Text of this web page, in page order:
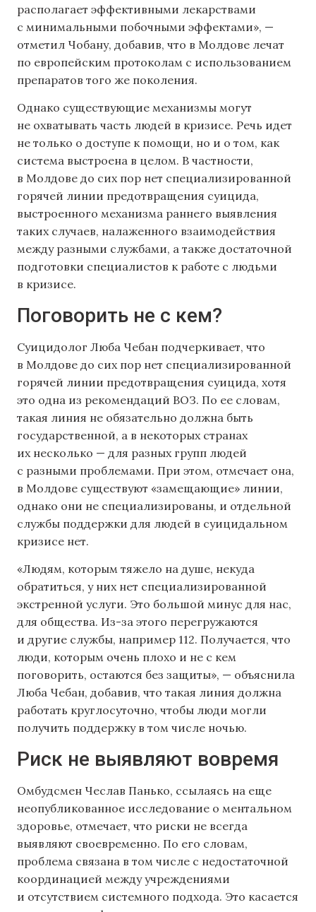
располагает эффективными лекарствами
с минимальными побочными эффектами», —
отметил Чобану, добавив, что в Молдове лечат
по европейским протоколам с использованием
препаратов того же поколения.
Однако существующие механизмы могут
не охватывать часть людей в кризисе. Речь идет
не только о доступе к помощи, но и о том, как
система выстроена в целом. В частности,
в Молдове до сих пор нет специализированной
горячей линии предотвращения суицида,
выстроенного механизма раннего выявления
таких случаев, налаженного взаимодействия
между разными службами, а также достаточной
подготовки специалистов к работе с людьми
в кризисе.
Поговорить не с кем?
Суицидолог Люба Чебан подчеркивает, что
в Молдове до сих пор нет специализированной
горячей линии предотвращения суицида, хотя
это одна из рекомендаций ВОЗ. По ее словам,
такая линия не обязательно должна быть
государственной, а в некоторых странах
их несколько — для разных групп людей
с разными проблемами. При этом, отмечает она,
в Молдове существуют «замещающие» линии,
однако они не специализированы, и отдельной
службы поддержки для людей в суицидальном
кризисе нет.
«Людям, которым тяжело на душе, некуда
обратиться, у них нет специализированной
экстренной услуги. Это большой минус для нас,
для общества. Из-за этого перегружаются
и другие службы, например 112. Получается, что
люди, которым очень плохо и не с кем
поговорить, остаются без защиты», — объяснила
Люба Чебан, добавив, что такая линия должна
работать круглосуточно, чтобы люди могли
получить поддержку в том числе ночью.
Риск не выявляют вовремя
Омбудсмен Чеслав Панько, ссылаясь на еще
неопубликованное исследование о ментальном
здоровье, отмечает, что риски не всегда
выявляют своевременно. По его словам,
проблема связана в том числе с недостаточной
координацией между учреждениями
и отсутствием системного подхода. Это касается